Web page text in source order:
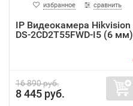
избранное сравнить
IP Видеокамера Hikvision
DS-2CD2T55FWD-I5 (6 мм)
16 890 руб.
8 445 руб.